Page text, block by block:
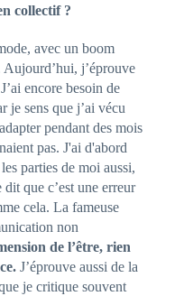
collectif ?
avec un boom
j’éprouve
encore besoin de
je sens que j’ai vécu
pendant des mois
pas. J'ai d'abord
parties de moi aussi,
que c’est une erreur
cela. La fameuse
non
de l’être, rien
J’éprouve aussi de la
je critique souvent